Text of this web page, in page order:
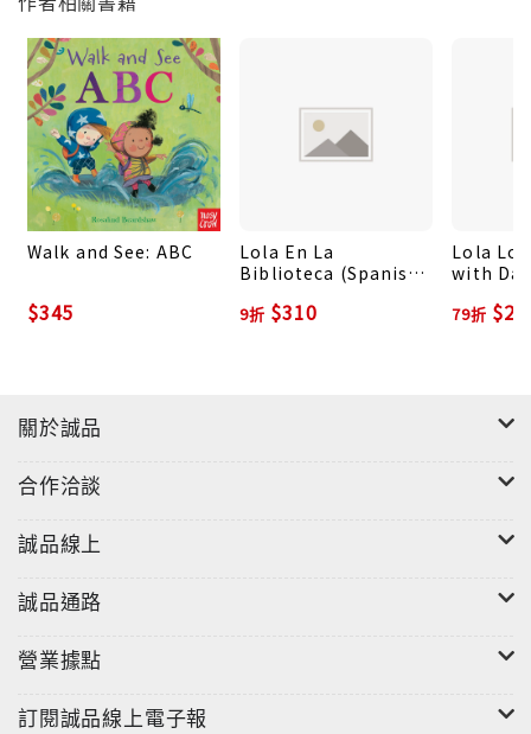
Walk and See: ABC
$345
Lola En La
Biblioteca (Spanish
9折 $310
Lola
with
79折
關於誠品
合作洽談
誠品線上
誠品通路
營業據點
訂閱誠品線上電子報